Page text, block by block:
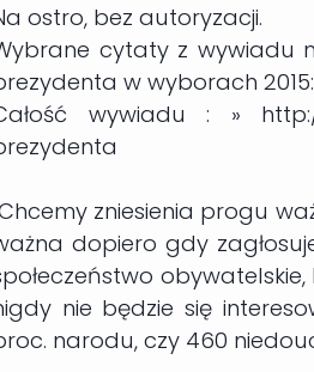
ostro, bez autoryzacji.
cytaty z wywiadu
w wyborach 2015:
wywiadu : »
zniesienia progu
dopiero gdy
nie będzie się
narodu, czy 460